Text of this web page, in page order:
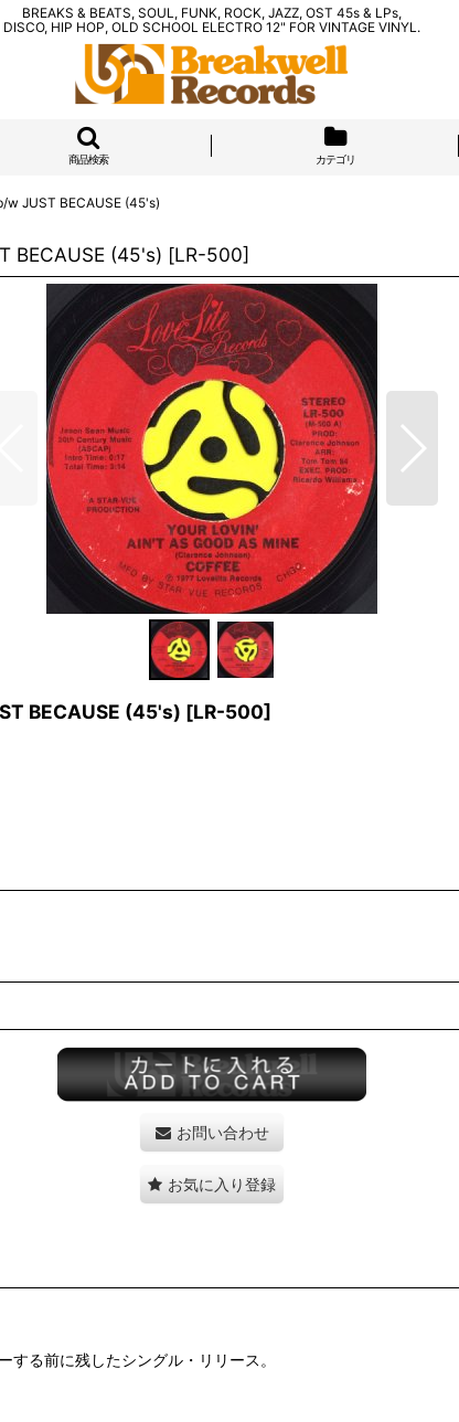
BREAKS & BEATS, SOUL, FUNK, ROCK, JAZZ, OST 45s & LPs,
DISCO, HIP HOP, OLD SCHOOL ELECTRO 12" FOR VINTAGE VINYL.
商品検索 カテゴリ
w JUST BECAUSE (45's)
BECAUSE (45's) [LR-500]
BECAUSE (45's) [LR-500]
お問い合わせ
お気に入り登録
る前に残したシングル・リリース。